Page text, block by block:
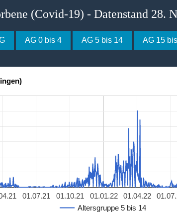
(Covid-19) - Datenstand 28.
AG 0 bis 4 AG 5 bis 14 AG 15
Altersgruppe 5 bis 14
01.01.22
01.07.21 01.10.21 01.04.22